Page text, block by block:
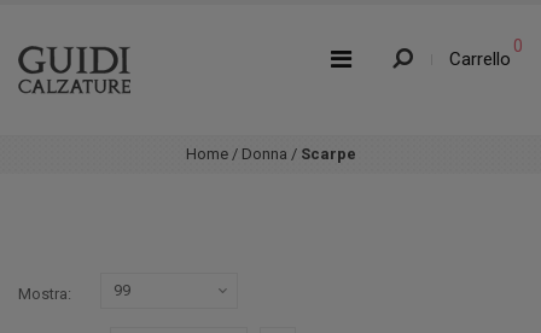
Carrello
0
Home / Donna / Scarpe
Mostra